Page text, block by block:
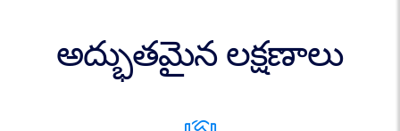
అద్భుతమైన లక్షణాలు